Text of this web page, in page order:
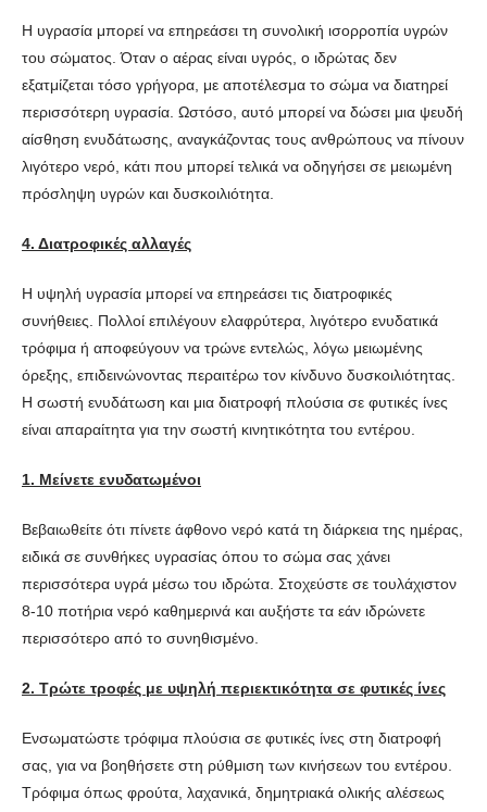
Η υγρασία μπορεί να επηρεάσει τη συνολική ισορροπία υγρών
του σώματος. Όταν ο αέρας είναι υγρός, ο ιδρώτας δεν
εξατμίζεται τόσο γρήγορα, με αποτέλεσμα το σώμα να διατηρεί
περισσότερη υγρασία. Ωστόσο, αυτό μπορεί να δώσει μια ψευδή
αίσθηση ενυδάτωσης, αναγκάζοντας τους ανθρώπους να πίνουν
λιγότερο νερό, κάτι που μπορεί τελικά να οδηγήσει σε μειωμένη
πρόσληψη υγρών και δυσκοιλιότητα.
4. Διατροφικές αλλαγές
Η υψηλή υγρασία μπορεί να επηρεάσει τις διατροφικές
συνήθειες. Πολλοί επιλέγουν ελαφρύτερα, λιγότερο ενυδατικά
τρόφιμα ή αποφεύγουν να τρώνε εντελώς, λόγω μειωμένης
όρεξης, επιδεινώνοντας περαιτέρω τον κίνδυνο δυσκοιλιότητας.
Η σωστή ενυδάτωση και μια διατροφή πλούσια σε φυτικές ίνες
είναι απαραίτητα για την σωστή κινητικότητα του εντέρου.
1. Μείνετε ενυδατωμένοι
Βεβαιωθείτε ότι πίνετε άφθονο νερό κατά τη διάρκεια της ημέρας,
ειδικά σε συνθήκες υγρασίας όπου το σώμα σας χάνει
περισσότερα υγρά μέσω του ιδρώτα. Στοχεύστε σε τουλάχιστον
8-10 ποτήρια νερό καθημερινά και αυξήστε τα εάν ιδρώνετε
περισσότερο από το συνηθισμένο.
2. Τρώτε τροφές με υψηλή περιεκτικότητα σε φυτικές ίνες
Ενσωματώστε τρόφιμα πλούσια σε φυτικές ίνες στη διατροφή
σας, για να βοηθήσετε στη ρύθμιση των κινήσεων του εντέρου.
Τρόφιμα όπως φρούτα, λαχανικά, δημητριακά ολικής αλέσεως